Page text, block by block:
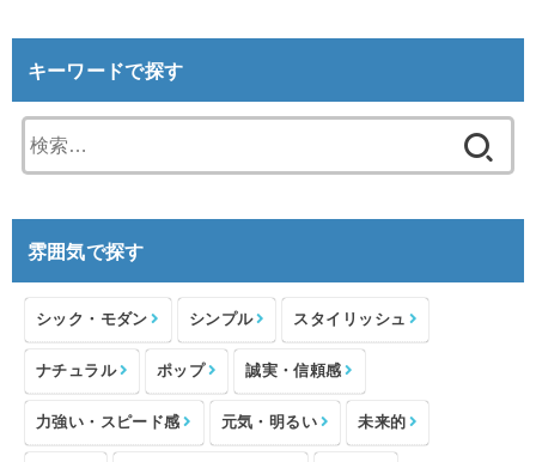
キーワードで探す
索:
雰囲気で探す
シック・モダン シンプル スタイリッシュ
ナチュラル ポップ 誠実・信頼感
力強い・スピード感 元気・明るい 未来的